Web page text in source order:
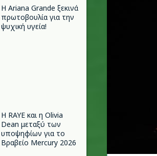
Η Ariana Grande ξεκινά
πρωτοβουλία για την
ψυχική υγεία!
Η RAYE και η Olivia
Dean μεταξύ των
υποψηφίων για το
Βραβείο Mercury 2026